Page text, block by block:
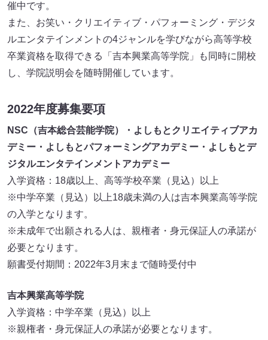
催中です。
また、お笑い・クリエイティブ・パフォーミング・デジタ
ルエンタテインメントの4ジャンルを学びながら高等学校
卒業資格を取得できる「吉本興業高等学院」も同時に開校
し、学院説明会を随時開催しています。
2022年度募集要項
NSC（吉本総合芸能学院）・よしもとクリエイティブアカ
デミー・よしもとパフォーミングアカデミー・よしもとデ
ジタルエンタテインメントアカデミー
入学資格：18歳以上、高等学校卒業（見込）以上
※中学卒業（見込）以上18歳未満の人は吉本興業高等学院
の入学となります。
※未成年で出願される人は、親権者・身元保証人の承諾が
必要となります。
願書受付期間：2022年3月末まで随時受付中
吉本興業高等学院
入学資格：中学卒業（見込）以上
※親権者・身元保証人の承諾が必要となります。